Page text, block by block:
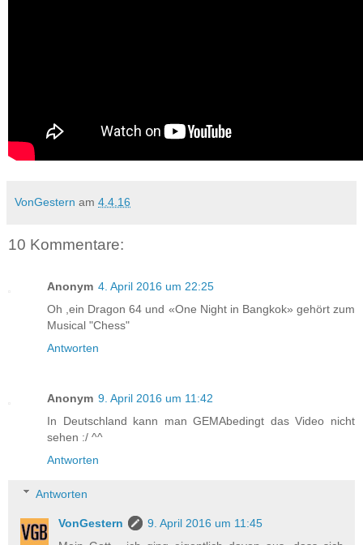
VonGestern am 4.4.16
10 Kommentare:
Anonym 4. April 2016 um 22:25
Oh ,ein Dragon 64 und «One Night in Bangkok» gehört zum
Musical "Chess"
Antworten
Anonym 9. April 2016 um 11:42
In Deutschland kann man GEMAbedingt das Video nicht
sehen :/ ^^
Antworten
Antworten
VonGestern
9. April 2016 um 11:45